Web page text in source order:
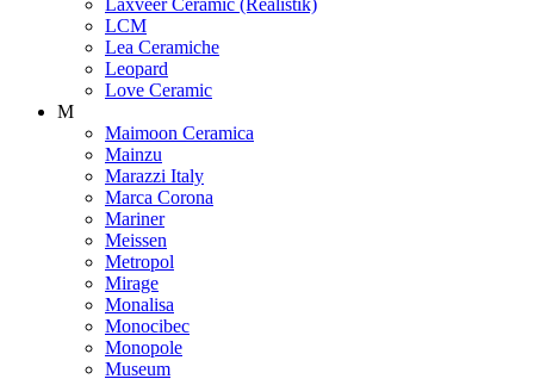
LCM
Lea Ceramiche
Leopard
Love Ceramic
M
Maimoon Ceramica
Mainzu
Marazzi Italy
Marca Corona
Mariner
Meissen
Metropol
Mirage
Monalisa
Monocibec
Monopole
Museum